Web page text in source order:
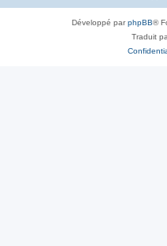
Développé parphpBB®
Traduit